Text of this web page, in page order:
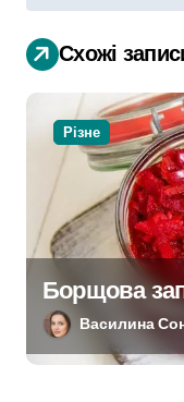
в
і
г
ц
і
я
Схожі
Різне
Борщова
Василина